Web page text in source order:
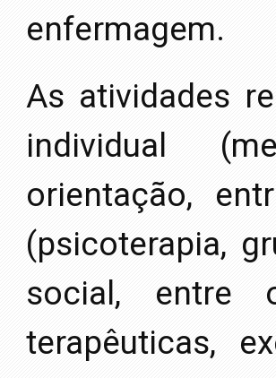
enfermagem.
As atividades
individual
orientação,
(psicoterapia,
social, entre
terapêuticas,